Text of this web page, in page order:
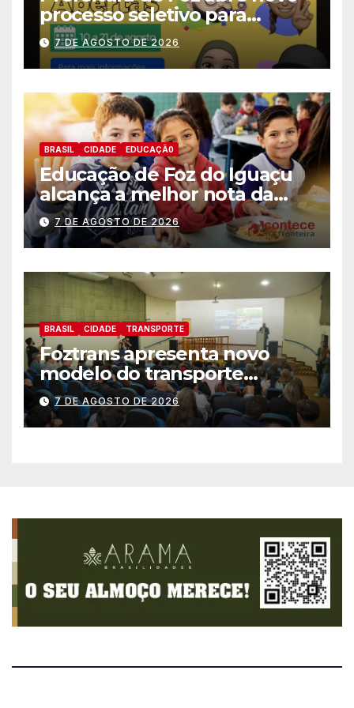
processo seletivo para
estagiários
7 DE AGOSTO DE 2026
BRASIL CIDADE EDUCAÇÃ0
Educação de Foz do Iguaçu
alcança a melhor nota da
história no IDEB
7 DE AGOSTO DE 2026
BRASIL CIDADE TRANSPORTE
Foztrans apresenta novo
modelo do transporte
coletivo em audiência
pública e avança para um
sistema mais moderno e
7 DE AGOSTO DE 2026